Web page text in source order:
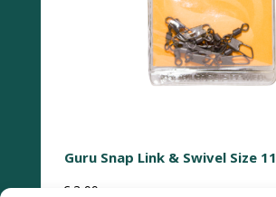
Guru Snap Link & Swivel Size 11
€ 3,99